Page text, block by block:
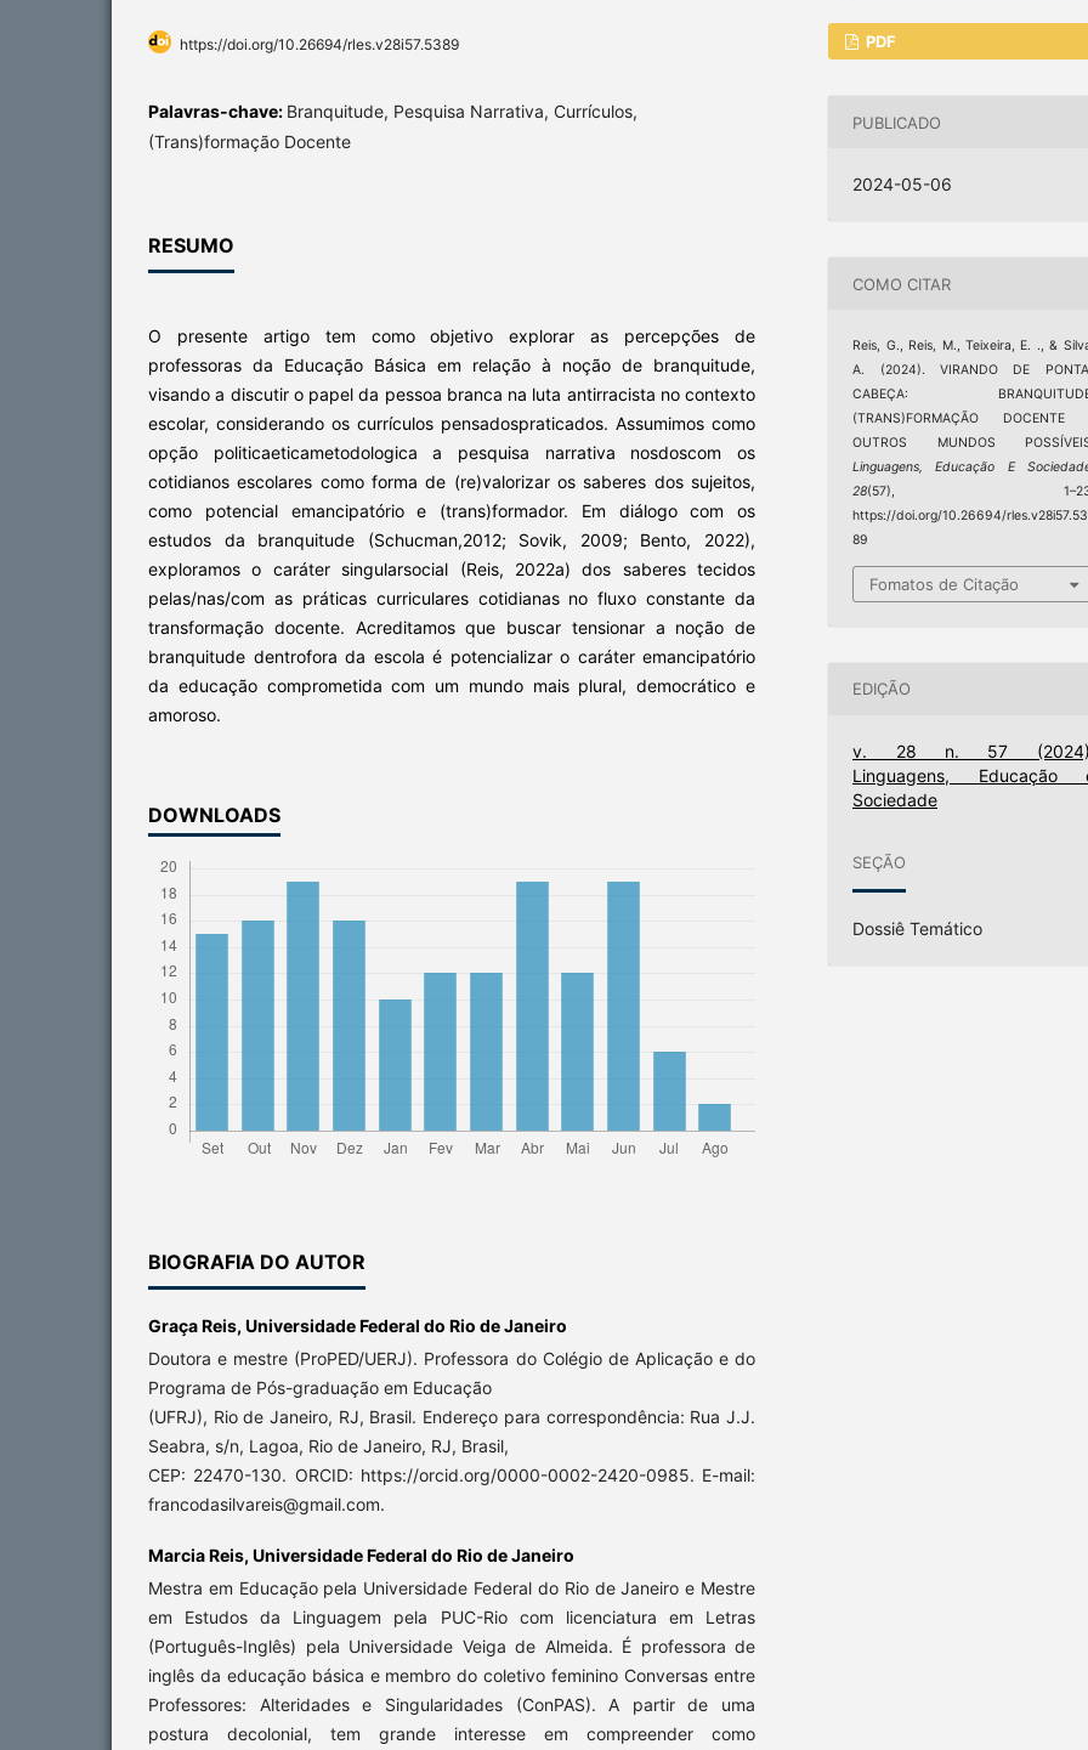
https://doi.org/10.26694/rles.v28i57.5389
Palavras-chave: Branquitude, Pesquisa Narrativa, Currículos,
(Trans)formação Docente
RESUMO
O presente artigo tem como objetivo explorar as percepções de
professoras da Educação Básica em relação à noção de branquitude,
visando a discutir o papel da pessoa branca na luta antirracista no contexto
escolar, considerando os currículos pensadospraticados. Assumimos como
opção politicaeticametodologica a pesquisa narrativa nosdoscom os
cotidianos escolares como forma de (re)valorizar os saberes dos sujeitos,
como potencial emancipatório e (trans)formador. Em diálogo com os
estudos da branquitude (Schucman,2012; Sovik, 2009; Bento, 2022),
exploramos o caráter singularsocial (Reis, 2022a) dos saberes tecidos
pelas/nas/com as práticas curriculares cotidianas no fluxo constante da
transformação docente. Acreditamos que buscar tensionar a noção de
branquitude dentrofora da escola é potencializar o caráter emancipatório
da educação comprometida com um mundo mais plural, democrático e
amoroso.
DOWNLOADS
BIOGRAFIA DO AUTOR
Graça Reis, Universidade Federal do Rio de Janeiro
Doutora e mestre (ProPED/UERJ). Professora do Colégio de Aplicação e do
Programa de Pós-graduação em Educação
(UFRJ), Rio de Janeiro, RJ, Brasil. Endereço para correspondência: Rua J.J.
Seabra, s/n, Lagoa, Rio de Janeiro, RJ, Brasil,
CEP: 22470-130. ORCID: https://orcid.org/0000-0002-2420-0985. E-mail:
francodasilvareis@gmail.com.
Marcia Reis, Universidade Federal do Rio de Janeiro
Mestra em Educação pela Universidade Federal do Rio de Janeiro e Mestre
em Estudos da Linguagem pela PUC-Rio com licenciatura em Letras
(Português-Inglês) pela Universidade Veiga de Almeida. É professora de
inglês da educação básica e membro do coletivo feminino Conversas entre
Professores: Alteridades e Singularidades (ConPAS). A partir de uma
postura decolonial, tem grande interesse em compreender como
PDF
PUBLICADO
2024-05-06
COMO CITAR
Reis, G., Reis, M., Teixeira, E. ., &
A. (2024). VIRANDO DE
CABEÇA:
(TRANS)FORMAÇÃO DOCENTE
OUTROS MUNDOS
Linguagens, Educação E
28(57),
https://doi.org/10.26694/rles.v28i57.53
89
Fomatos de Citação
EDIÇÃO
v. 28 n. 57
Linguagens, Educação
Sociedade
SEÇÃO
Dossiê Temático